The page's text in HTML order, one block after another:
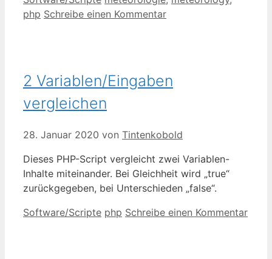
php Schreibe einen Kommentar
2 Variablen/Eingaben
vergleichen
28. Januar 2020 von Tintenkobold
Dieses PHP-Script vergleicht zwei Variablen-
Inhalte miteinander. Bei Gleichheit wird „true“
zurückgegeben, bei Unterschieden „false“.
Kategorien
Software/Scripte Schlagwörter
php Schreibe einen Kommentar